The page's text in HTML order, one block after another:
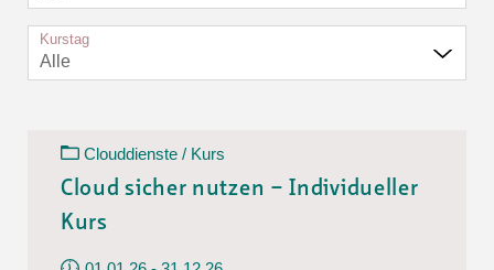
Kurstag
Alle
Clouddienste / Kurs
Cloud sicher nutzen – Individueller
Kurs